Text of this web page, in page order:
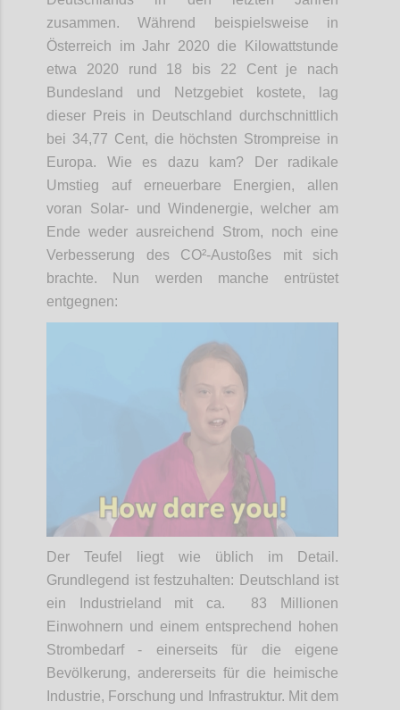
zusammen. Während beispielsweise in
Österreich im Jahr 2020 die Kilowattstunde
etwa 2020 rund 18 bis 22 Cent je nach
Bundesland und Netzgebiet kostete, lag
dieser Preis in Deutschland durchschnittlich
bei 34,77 Cent, die höchsten Strompreise in
Europa. Wie es dazu kam? Der radikale
Umstieg auf erneuerbare Energien, allen
voran Solar- und Windenergie, welcher am
Ende weder ausreichend Strom, noch eine
Verbesserung des CO²-Austoßes mit sich
brachte. Nun werden manche entrüstet
entgegnen:
Der Teufel liegt wie üblich im Detail.
Grundlegend ist festzuhalten: Deutschland ist
ein Industrieland mit ca. 83 Millionen
Einwohnern und einem entsprechend hohen
Strombedarf - einerseits für die eigene
Bevölkerung, andererseits für die heimische
Industrie, Forschung und Infrastruktur. Mit dem